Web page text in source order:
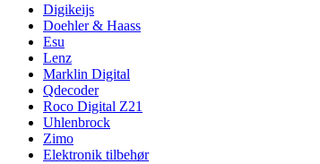
Digikeijs
Doehler & Haass
Esu
Lenz
Marklin Digital
Qdecoder
Roco Digital Z21
Uhlenbrock
Zimo
Elektronik tilbehør